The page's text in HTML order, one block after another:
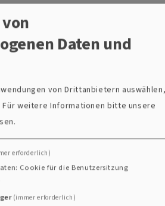
Daten und
von Drittanbietern
Für weitere Informationen bitte unsere
erforderlich)
Cookie für die Benutzersitzung
(immer erforderlich)